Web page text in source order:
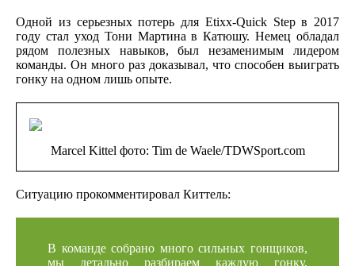
Одной из серьезных потерь для Etixx-Quick Step в 2017
году стал уход Тони Мартина в Катюшу. Немец обладал
рядом полезных навыков, был незаменимым лидером
команды. Он много раз доказывал, что способен выиграть
гонку на одном лишь опыте.
Marcel Kittel фото: Tim de Waele/TDWSport.com
Ситуацию прокомментировал Киттель:
В команде собрано много сильных гонщиков,
мы детально разбираем каждую гонку,